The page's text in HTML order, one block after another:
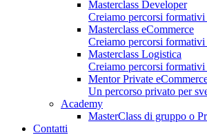
Masterclass Developer
Creiamo percorsi
Masterclass eCommerce
Creiamo percorsi formativi
Masterclass Logistica
Creiamo percorsi
Mentor Private
Un percorso privato per
Academy
MasterClass di gruppo o
Contatti